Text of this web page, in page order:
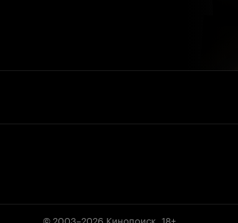
© 2003–2026 Кинопоиск 18+